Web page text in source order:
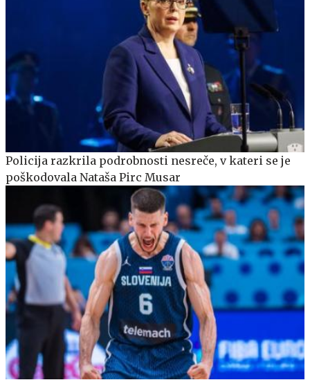
Policija razkrila podrobnosti nesreče, v kateri se je
poškodovala Nataša Pirc Musar